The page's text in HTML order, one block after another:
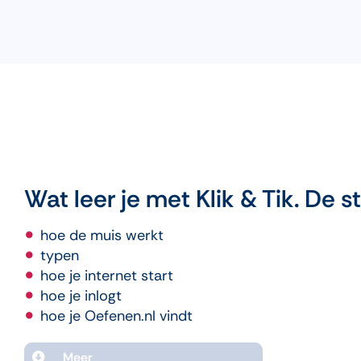
Wat leer je met Klik & Tik. De
hoe de muis werkt
typen
hoe je internet start
hoe je inlogt
hoe je Oefenen.nl vindt
Meer